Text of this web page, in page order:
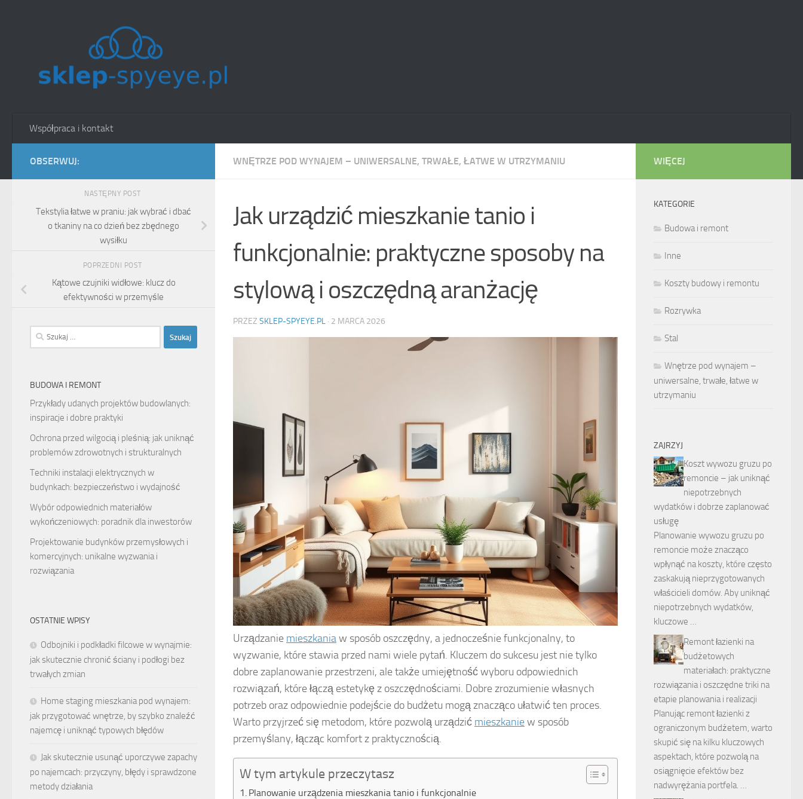
Współpraca i kontakt
WNĘTRZE POD WYNAJEM – UNIWERSALNE, TRWAŁE, ŁATWE W UTRZYMANIU
Jak urządzić mieszkanie tanio i
funkcjonalnie: praktyczne sposoby na
stylową i oszczędną aranżację
PRZEZ SKLEP-SPYEYE.PL · 2 MARCA 2026
Urządzanie mieszkaniaw sposób oszczędny, a jednocześnie funkcjonalny, to
wyzwanie, które stawia przed nami wiele pytań. Kluczem do sukcesu jest nie tylko
dobre zaplanowanie przestrzeni, ale także umiejętność wyboru odpowiednich
rozwiązań, które łączą estetykę z oszczędnościami. Dobre zrozumienie własnych
potrzeb oraz odpowiednie podejście do budżetu mogą znacząco ułatwić ten proces.
Warto przyjrzeć się metodom, które pozwolą urządzić mieszkaniew sposób
przemyślany, łącząc komfort z praktycznością.
W tym artykule przeczytasz
Planowanie urządzenia mieszkania tanio i funkcjonalnie
OBSERWUJ:
NASTĘPNY POST
Tekstylia łatwe w praniu: jak wybrać i dbać
o tkaniny na co dzień bez zbędnego
wysiłku
POPRZEDNI POST
Kątowe czujniki widłowe: klucz do
efektywności w przemyśle
Szukaj:
BUDOWA I REMONT
Przykłady udanych projektów budowlanych:
inspiracje i dobre praktyki
Ochrona przed wilgocią i pleśnią: jak uniknąć
problemów zdrowotnych i strukturalnych
Techniki instalacji elektrycznych w
budynkach: bezpieczeństwo i wydajność
Wybór odpowiednich materiałów
wykończeniowych: poradnik dla inwestorów
Projektowanie budynków przemysłowych i
komercyjnych: unikalne wyzwania i
rozwiązania
OSTATNIE WPISY
Odbojniki i podkładki filcowe w wynajmie:
jak skutecznie chronić ściany i podłogi bez
trwałych zmian
Home staging mieszkania pod wynajem:
jak przygotować wnętrze, by szybko znaleźć
najemcę i uniknąć typowych błędów
Jak skutecznie usunąć uporczywe zapachy
po najemcach: przyczyny, błędy i sprawdzone
metody działania
WIĘCEJ
KATEGORIE
Budowa i remont
Inne
Koszty budowy i remontu
Rozrywka
Stal
Wnętrze pod wynajem –
uniwersalne, trwałe, łatwe w
utrzymaniu
ZAJRZYJ
Koszt wywozu gruzu po
remoncie – jak uniknąć
niepotrzebnych
wydatków i dobrze zaplanować
usługę
Planowanie wywozu gruzu po
remoncie może znacząco
wpłynąć na koszty, które często
zaskakują nieprzygotowanych
właścicieli domów. Aby uniknąć
niepotrzebnych wydatków,
kluczowe …
Remont łazienki na
budżetowych
materiałach: praktyczne
rozwiązania i oszczędne triki na
etapie planowania i realizacji
Planując remont łazienki z
ograniczonym budżetem, warto
skupić się na kilku kluczowych
aspektach, które pozwolą na
osiągnięcie efektów bez
nadwyrężania portfela. …